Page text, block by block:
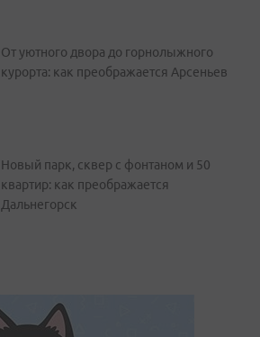
От уютного двора до горнолыжного
курорта: как преображается Арсеньев
Новый парк, сквер с фонтаном и 50
квартир: как преображается
Дальнегорск